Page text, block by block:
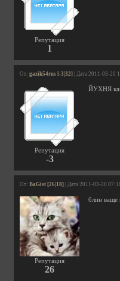
Репутация
1
От: gazik54rus [-3|32] | Дата 2011-03-20
Репутация
-3
ЙУХНЯ
От: BaGist [26|18] | Дата 2011-03-20
Репутация
26
блин ваще